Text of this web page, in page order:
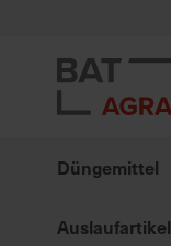
springen
Düngemittel
Auslaufartikel